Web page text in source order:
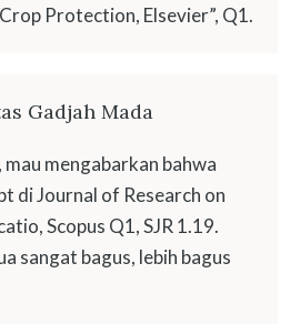
Protection, Elsevier”, Q1.
Gadjah Mada
mau mengabarkan bahwa
di Journal of Research on
Scopus Q1, SJR 1.19.
sangat bagus, lebih bagus